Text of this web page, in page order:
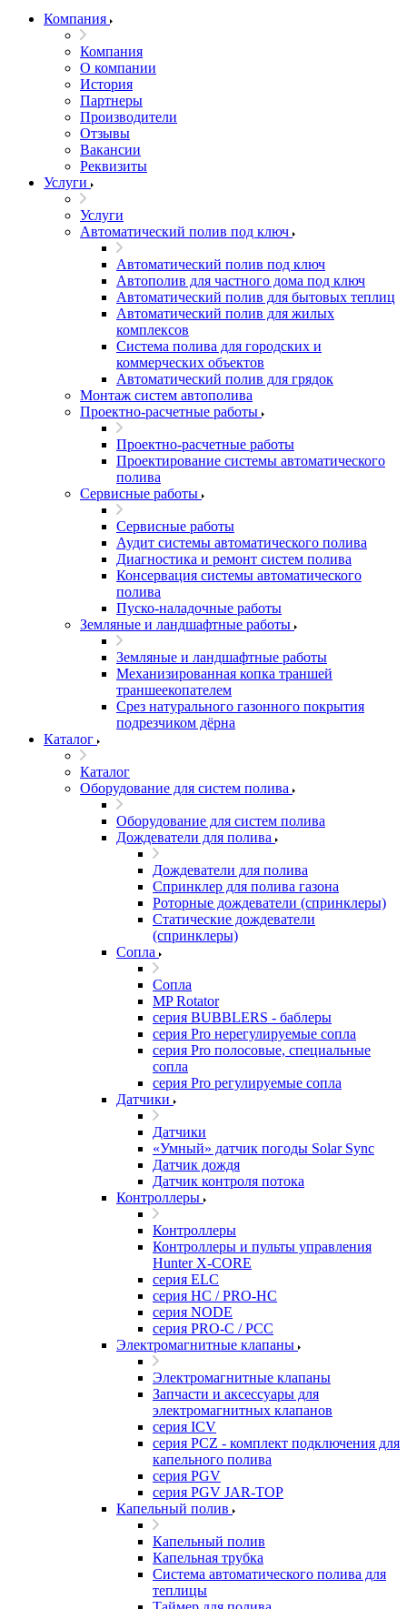
Компания
Компания
О компании
История
Партнеры
Производители
Отзывы
Вакансии
Реквизиты
Услуги
Услуги
Автоматический полив под ключ
Автоматический полив под ключ
Автополив для частного дома под ключ
Автоматический полив для бытовых теплиц
Автоматический полив для жилых
комплексов
Система полива для городских и
коммерческих объектов
Автоматический полив для грядок
Монтаж систем автополива
Проектно-расчетные работы
Проектно-расчетные работы
Проектирование системы автоматического
полива
Сервисные работы
Сервисные работы
Аудит системы автоматического полива
Диагностика и ремонт систем полива
Консервация системы автоматического
полива
Пуско-наладочные работы
Земляные и ландшафтные работы
Земляные и ландшафтные работы
Механизированная копка траншей
траншеекопателем
Срез натурального газонного покрытия
подрезчиком дёрна
Каталог
Каталог
Оборудование для систем полива
Оборудование для систем полива
Дождеватели для полива
Дождеватели для полива
Cпринклер для полива газона
Роторные дождеватели (спринклеры)
Статические дождеватели
(спринклеры)
Сопла
Сопла
MP Rotator
серия BUBBLERS - баблеры
серия Pro нерегулируемые сопла
серия Pro полосовые, специальные
сопла
серия Pro регулируемые сопла
Датчики
Датчики
«Умный» датчик погоды Solar Sync
Датчик дождя
Датчик контроля потока
Контроллеры
Контроллеры
Контроллеры и пульты управления
Hunter X-CORE
серия ELC
серия HC / PRO-HC
серия NODE
серия PRO-C / PCC
Электромагнитные клапаны
Электромагнитные клапаны
Запчасти и аксессуары для
электромагнитных клапанов
серия ICV
серия PCZ - комплект подключения для
капельного полива
серия PGV
серия PGV JAR-TOP
Капельный полив
Капельный полив
Капельная трубка
Система автоматического полива для
теплицы